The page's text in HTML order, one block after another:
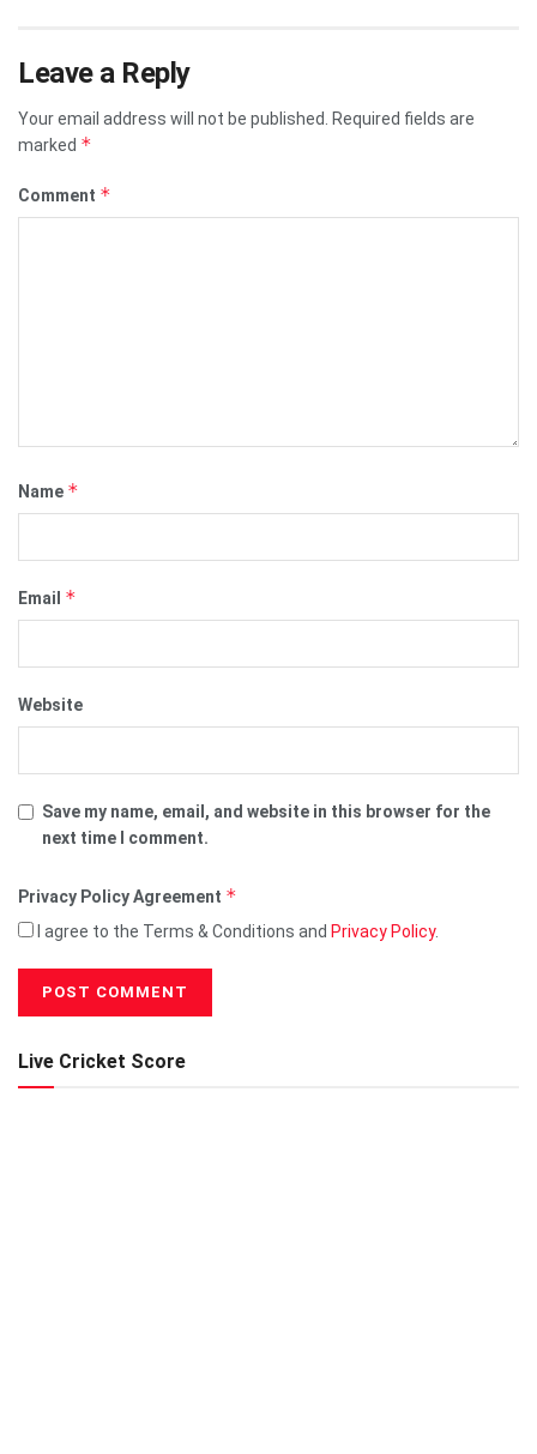
Leave a Reply
Your email address will not be published.
Required fields are
marked *
Comment *
Name *
Email *
Website
Save my name, email, and website in this browser for the
next time I comment.
Privacy Policy Agreement *
I agree to the Terms & Conditions and Privacy Policy.
Live Cricket Score